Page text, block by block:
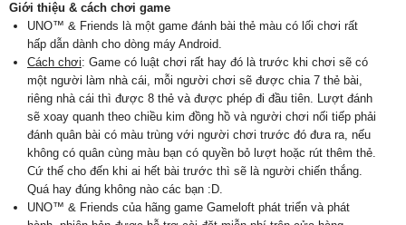
Giới thiệu & cách chơi game
UNO™ & Friends là một game đánh bài thẻ màu có lối chơi rất
hấp dẫn dành cho dòng máy Android.
Cách chơi: Game có luật chơi rất hay đó là trước khi chơi sẽ có
một người làm nhà cái, mỗi người chơi sẽ được chia 7 thẻ bài,
riêng nhà cái thì được 8 thẻ và được phép đi đầu tiên. Lượt đánh
sẽ xoay quanh theo chiều kim đồng hồ và người chơi nối tiếp phải
đánh quân bài có màu trùng với người chơi trước đó đưa ra, nếu
không có quân cùng màu bạn có quyền bỏ lượt hoặc rút thêm thẻ.
Cứ thế cho đến khi ai hết bài trước thì sẽ là người chiến thắng.
Quá hay đúng không nào các bạn :D.
UNO™ & Friends của hãng game Gameloft phát triển và phát